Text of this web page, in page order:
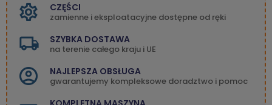
CZĘŚCI
zamienne i eksploatacyjne dostępne od ręki
SZYBKA DOSTAWA
na terenie całego kraju i UE
NAJLEPSZA OBSŁUGA
gwarantujemy kompleksowe doradztwo i pomoc